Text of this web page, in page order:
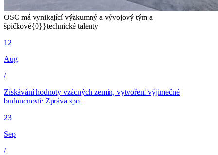
OSC má vynikající výzkumný a vývojový tým a
špičkové{0}}technické talenty
12
Aug
/
Získávání hodnoty vzácných zemin, vytvoření výjimečné
budoucnosti: Zpráva spo...
23
Sep
/